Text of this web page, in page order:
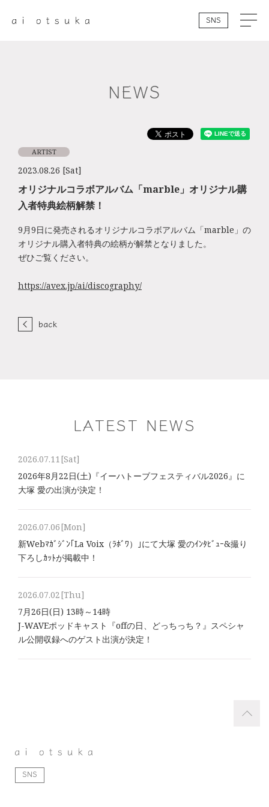
SNS
NEWS
2023.08.26 [Sat]
ARTIST
オリジナルコラボアルバム「marble」オリジナル購
入者特典絵柄解禁！
9月9日に発売されるオリジナルコラボアルバム「marble」の
オリジナル購入者特典の絵柄が解禁となりました。
ぜひご覧ください。
https://avex.jp/ai/discography/
back
LATEST NEWS
2026.07.11[Sat]
2026年8⽉22⽇(土)『イーハトーブフェスティバル2026』に
大塚 愛の出演が決定！
2026.07.06[Mon]
新Webﾏｶﾞｼﾞﾝ｢La Voix（ﾗﾎﾞﾜ）｣にて大塚 愛のｲﾝﾀﾋﾞｭｰ&撮り
下ろしｶｯﾄが掲載中！
2026.07.02[Thu]
7月26日(日) 13時～14時
J-WAVEポッドキャスト『offの日、どっちっち？』スペシャ
ル公開収録へのゲスト出演が決定！
SNS